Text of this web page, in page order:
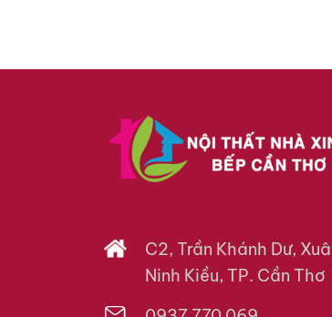
C2, Trần Khánh Dư,
Ninh Kiều, TP. Cần Thơ